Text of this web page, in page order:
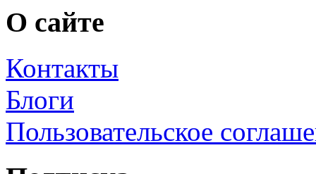
О сайте
Контакты
Блоги
Пользовательское